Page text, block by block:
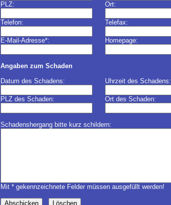
PLZ: Ort:
Telefon: Telefax:
E-Mail-Adresse*: Homepage:
Angaben zum Schaden
Datum des Schadens:
Uhrzeit des Schadens:
PLZ des Schaden: Ort des Schaden:
Schadenshergang bitte kurz schildern:
Mit * gekennzeichnete Felder müssen ausgefüllt werden!